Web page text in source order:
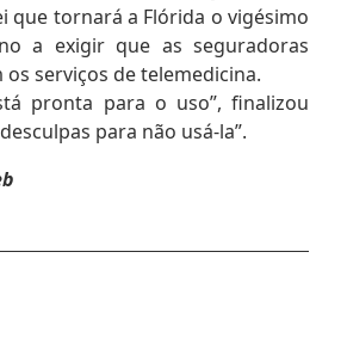
que tornará a Flórida o vigésimo
a exigir que as seguradoras
serviços de telemedicina.
pronta para o uso”, finalizou
para não usá-la”.